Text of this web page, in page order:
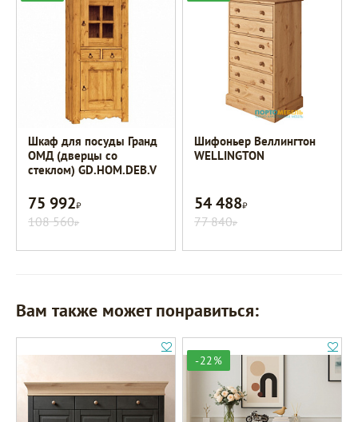
Шкаф для посуды Гранд
ОМД (дверцы со
стеклом) GD.HOM.DEB.V
75 992Р
108 560Р
Шифоньер Веллингтон
WELLINGTON
54 488Р
77 840Р
Вам также может понравиться:
-22%